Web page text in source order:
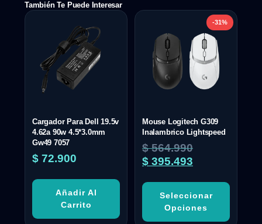
También Te Puede Interesar
Cargador Para Dell 19.5v
4.62a 90w 4.5*3.0mm
Gw49 7057
$ 72.900
Añadir Al
Carrito
-31%
Mouse Logitech G309
Inalambrico Lightspeed
$564.990
$ 395.493
Seleccionar
Opciones